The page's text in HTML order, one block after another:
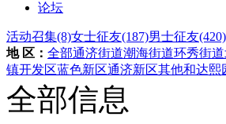
论坛
活动召集(8)女士征友(187)男士征友(420)
地 区： 全部通济街道潮海街道环秀街道
镇开发区蓝色新区通济新区其他和达熙
全部信息